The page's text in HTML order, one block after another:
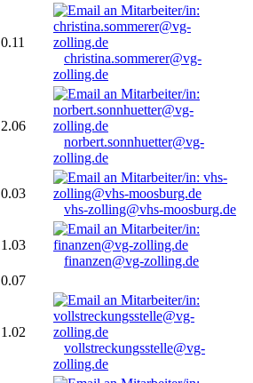
0.11
christina.sommerer@vg-
zolling.de
2.06
norbert.sonnhuetter@vg-
zolling.de
0.03
vhs-zolling@vhs-moosburg.de
1.03
finanzen@vg-zolling.de
0.07
1.02
vollstreckungsstelle@vg-
zolling.de